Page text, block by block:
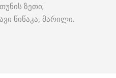
ზეთი;
წიწაკა, მარილი.